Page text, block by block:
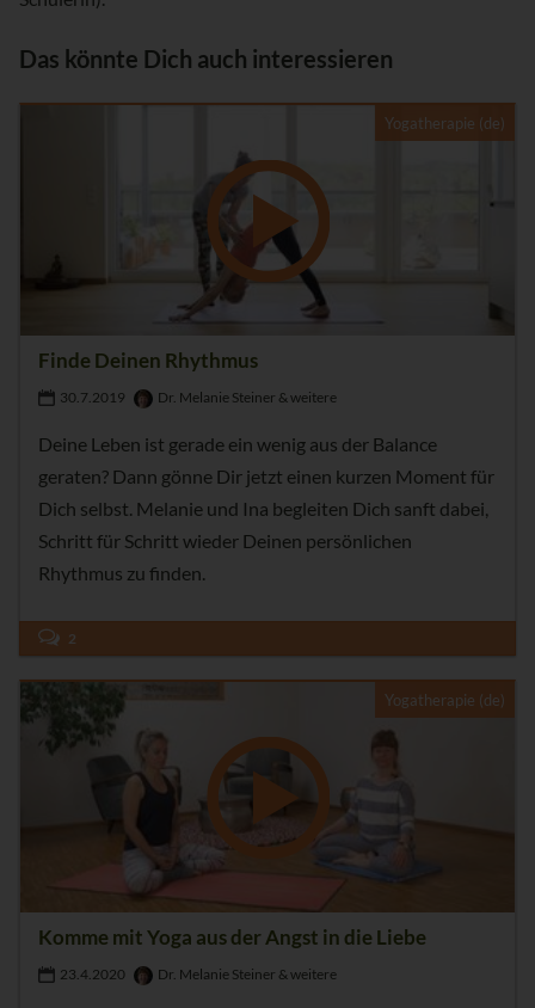
Das könnte Dich auch interessieren
Yogatherapie (de)
Finde Deinen Rhythmus
30.7.2019 Dr. Melanie Steiner & weitere
Deine Leben ist gerade ein wenig aus der Balance
geraten? Dann gönne Dir jetzt einen kurzen Moment für
Dich selbst. Melanie und Ina begleiten Dich sanft dabei,
Schritt für Schritt wieder Deinen persönlichen
Rhythmus zu finden.
2
Yogatherapie (de)
Komme mit Yoga aus der Angst in die Liebe
23.4.2020 Dr. Melanie Steiner & weitere